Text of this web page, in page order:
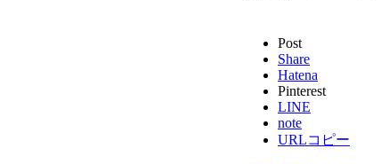
Post
Share
Hatena
Pinterest
LINE
note
URLコピー